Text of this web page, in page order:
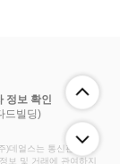
정보 확인
드빌딩)
)데얼스는 통신판매 중
보 및 거래에 관여하지